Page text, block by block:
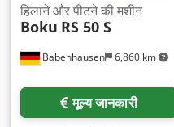
Babenhausen 6,860 km
हिलाने और पीटने की मशीन
Boku RS 50 S
मूल्य जानकारी